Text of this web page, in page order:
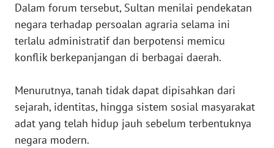
Dalam forum tersebut, Sultan menilai pendekatan
negara terhadap persoalan agraria selama ini
terlalu administratif dan berpotensi memicu
konflik berkepanjangan di berbagai daerah.
Menurutnya, tanah tidak dapat dipisahkan dari
sejarah, identitas, hingga sistem sosial masyarakat
adat yang telah hidup jauh sebelum terbentuknya
negara modern.
WN
NTT
KEPRI
WN
PAPUA